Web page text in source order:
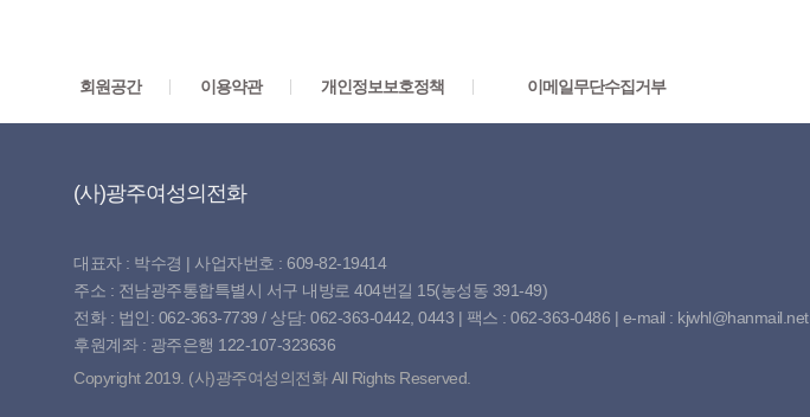
회원공간 이용약관 개인정보보호정책 이메일무단수집거부
(사)광주여성의전화
대표자 : 박수경 | 사업자번호 : 609-82-19414
주소 : 전남광주통합특별시 서구 내방로 404번길 15(농성동 391-49)
전화 : 법인: 062-363-7739 / 상담: 062-363-0442, 0443 | 팩스 : 062-363-0486 | e-mail : kjwhl@hanmail.net
후원계좌 : 광주은행 122-107-323636
Copyright 2019. (사)광주여성의전화 All Rights Reserved.